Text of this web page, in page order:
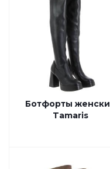
Ботфорты
Tamaris